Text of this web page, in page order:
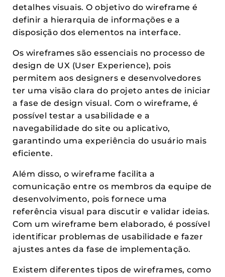
detalhes visuais. O objetivo do wireframe é
definir a hierarquia de informações e a
disposição dos elementos na interface.
Os wireframes são essenciais no processo de
design de UX (User Experience), pois
permitem aos designers e desenvolvedores
ter uma visão clara do projeto antes de iniciar
a fase de design visual. Com o wireframe, é
possível testar a usabilidade e a
navegabilidade do site ou aplicativo,
garantindo uma experiência do usuário mais
eficiente.
Além disso, o wireframe facilita a
comunicação entre os membros da equipe de
desenvolvimento, pois fornece uma
referência visual para discutir e validar ideias.
Com um wireframe bem elaborado, é possível
identificar problemas de usabilidade e fazer
ajustes antes da fase de implementação.
Existem diferentes tipos de wireframes, como